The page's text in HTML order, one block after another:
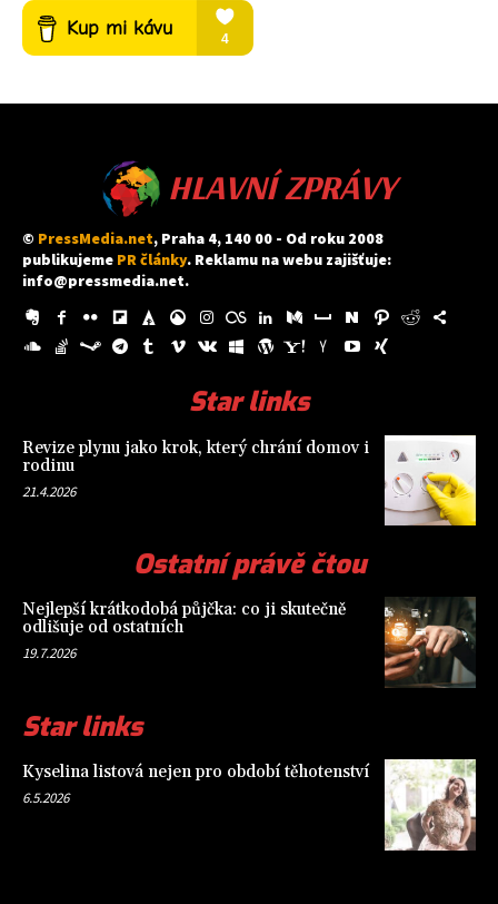
HLAVNÍ ZPRÁVY
© PressMedia.net, Praha 4, 140 00 - Od roku 2008
publikujeme PR články. Reklamu na webu zajišťuje:
info@pressmedia.net.
Star links
Revize plynu jako krok, který chrání domov i
rodinu
21.4.2026
Ostatní právě čtou
Nejlepší krátkodobá půjčka: co ji skutečně
odlišuje od ostatních
19.7.2026
Star links
Kyselina listová nejen pro období těhotenství
6.5.2026